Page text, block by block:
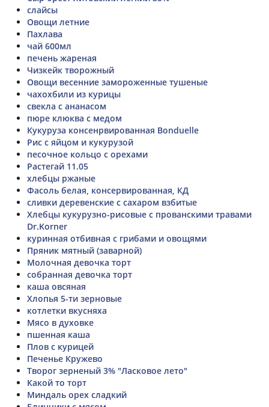
слайсы
Овощи летние
Пахлава
чай 600мл
печень жареная
Чизкейк творожный
Овощи весенние замороженные тушеные
чахохбили из курицы
свекла с ананасом
пюре клюква с медом
Кукуруза консенрвированная Bonduelle
Рис с яйцом и кукурузой
песочное кольцо с орехами
Растегай 11.05
хлебцы ржаные
Фасоль белая, консервированная, КД
сливки деревенские с сахаром взбитые
Хлебцы кукурузно-рисовые с прованскими травами
Dr.Korner
куринная отбивная с грибами и овощями
Пряник мятный (заварной)
Молочная девочка торт
собранная девочка торт
каша овсяная
Хлопья 5-ти зерновые
котлетки вкусняха
Мясо в духовке
пшенная каша
Плов с курицей
Печенье Кружево
Творог зерненый 3% "Ласковое лето"
Какой то торт
Миндаль орех сладкий